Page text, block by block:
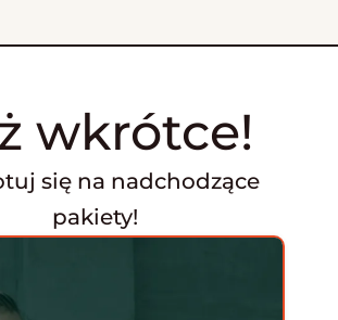
wkrótce!
się na nadchodzące
pakiety!